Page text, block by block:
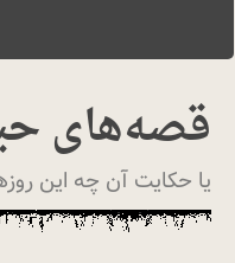
قصه‌های
یا حکایت آن چه این